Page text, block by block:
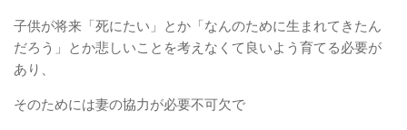
子供が将来「死にたい」とか「なんのために生まれてきたん
だろう」とか悲しいことを考えなくて良いよう育てる必要が
あり、
そのためには妻の協力が必要不可欠で